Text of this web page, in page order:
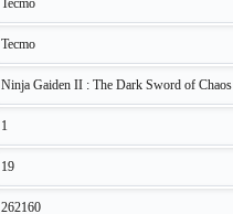
Tecmo
Ninja Gaiden II : The Dark Sword of Chaos
1
19
262160